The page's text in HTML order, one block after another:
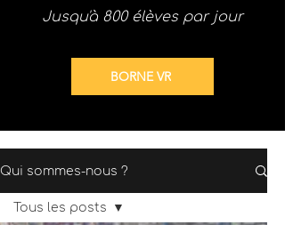
Jusqu'à 800 élèves par jour
BORNE VR
Qui sommes-nous ?
Tous les posts